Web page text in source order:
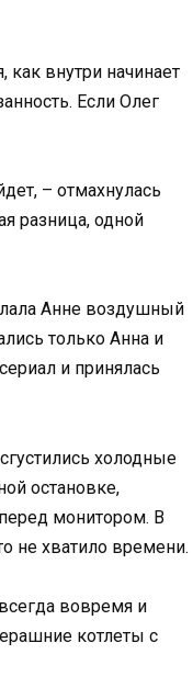
как внутри начинает
Если Олег
– отмахнулась
разница, одной
Анне воздушный
только Анна и
и принялась
холодные
остановке,
монитором. В
не хватило времени.
вовремя и
котлеты с